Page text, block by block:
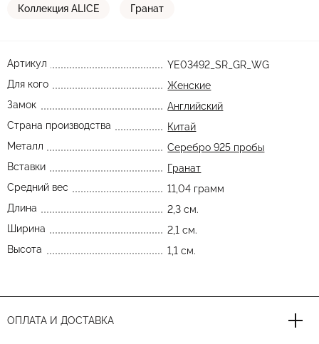
Коллекция ALICE Гранат
Артикул
YE03492_SR_GR_WG
Для кого
Женские
Замок
Английский
Страна производства
Китай
Металл
Серебро 925 пробы
Вставки
Гранат
Средний вес
11,04 грамм
Длина
2,3 см.
Ширина
2,1 см.
Высота
1,1 см.
ОПЛАТА И ДОСТАВКА